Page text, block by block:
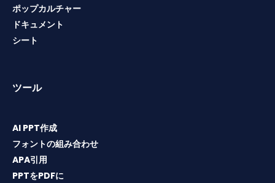
ポップカルチャー
ドキュメント
シート
ツール
AI PPT作成
フォントの組み合わせ
APA引用
PPTをPDFに